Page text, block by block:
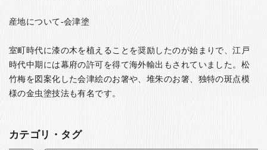
産地について-会津塗
室町時代に漆の木を植えることを奨励したのが始まりで、江戸
時代中期には幕府の許可を得て海外輸出もされていました。松
竹梅を図案化した会津絵のお箸や、堆朱のお箸、独特の斑点模
様の金虫塗技法も有名です。
カテゴリ・タグ